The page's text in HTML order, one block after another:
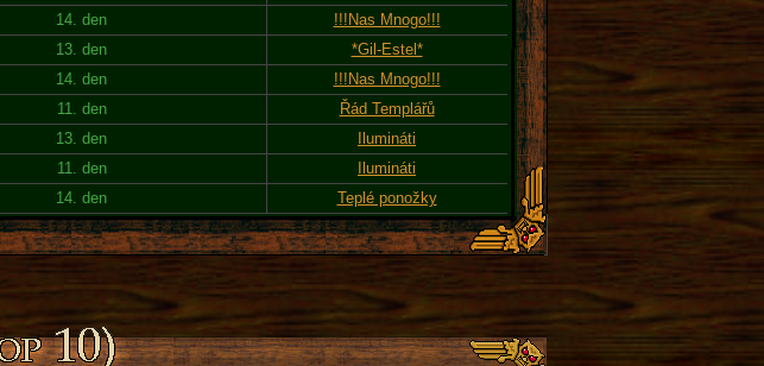
14. den
!!!Nas Mnogo!!!
13. den
*Gil-Estel*
14. den
!!!Nas Mnogo!!!
11. den
Řád Templářů
13. den
Ilumináti
11. den
Ilumináti
14. den Teplé ponožky